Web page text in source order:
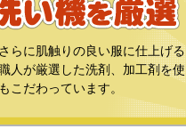
らに肌触りの良い服に仕上げる
人が厳選した洗剤、加工剤を使
こだわっています。